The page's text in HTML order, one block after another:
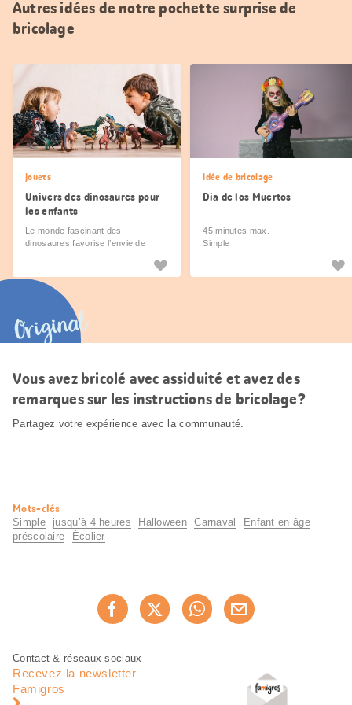
Autres idées de notre pochette surprise de
bricolage
Jouets
Univers des dinosaures pour
les enfants
Le monde fascinant des
dinosaures favorise l’envie de
Idée de bricolage
Dia de los Muertos
45 minutes max.
Simple
Original
Vous avez bricolé avec assiduité et avez des
remarques sur les instructions de bricolage?
Partagez votre expérience avec la communauté.
Informations
utiles
Mots-clés
Simple jusqu’à 4 heures Halloween Carnaval
Enfant en âge
préscolaire
Écolier
Recommander maintenant
Pied
page
Navigation
pied
Contact & réseaux sociaux
Recevez la newsletter
Famigros